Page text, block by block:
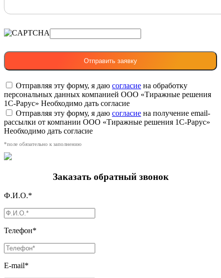
Отправляя эту форму, я даю согласие на обработку
персональных данных компанией ООО «Тиражные решения
1С-Рарус» Необходимо дать согласие
Отправляя эту форму, я даю согласие на получение email-
рассылки от компании ООО «Тиражные решения 1С-Рарус»
Необходимо дать согласие
*поле обязательно к заполнению
Заказать обратный звонок
Ф.И.О.*
Телефон*
E-mail*